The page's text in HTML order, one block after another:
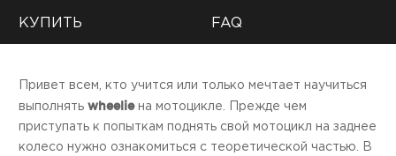
КУПИТЬ FAQ
Привет всем, кто учится или только мечтает научиться
выполнятьwheelieна мотоцикле. Прежде чем
приступать к попыткам поднять свой мотоцикл на заднее
колесо нужно ознакомиться с теоретической частью. В